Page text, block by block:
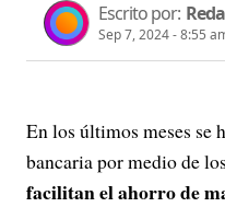
Escrito por:
Sep 7, 2024 - 8:55
En los últimos meses se
bancaria por medio de los
facilitan el ahorro de